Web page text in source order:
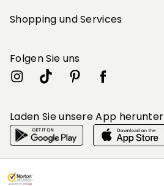
Shopping und Services
Folgen Sie uns
Laden Sie unsere App herunter